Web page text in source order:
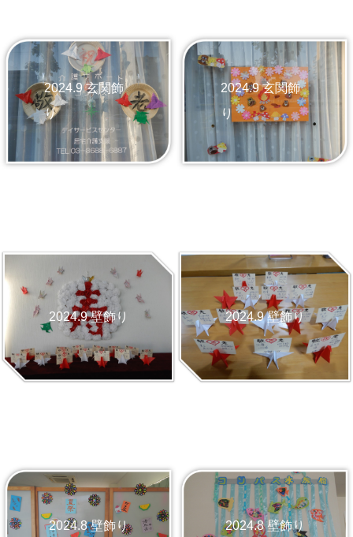
2024.9 玄関飾
り
2024.9 玄関飾
り
2024.9 壁飾り 2024.9 壁飾り
2024.8 壁飾り 2024.8 壁飾り